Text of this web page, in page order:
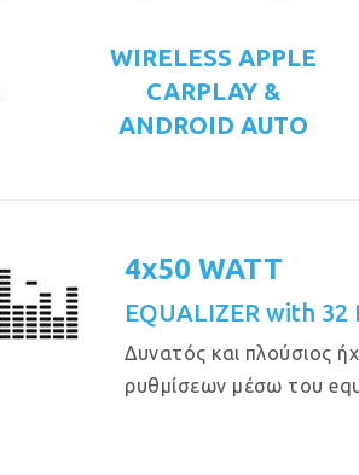
WIRELESS APPLE
CARPLAY &
ANDROID AUTO
4x50 WATT
EQUALIZER with 32
Δυνατός και πλούσιος
ρυθμίσεων μέσω του